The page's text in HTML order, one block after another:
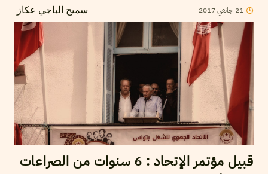
سميح الباجي عكاز 21 جانفي2017
قبيل مؤتمر الإتحاد : 6 سنوات من الصراعات